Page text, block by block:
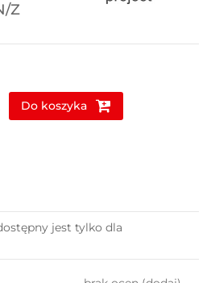
Z
Do koszyka
jest tylko dla